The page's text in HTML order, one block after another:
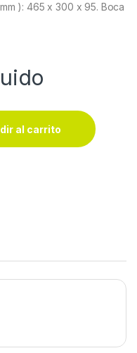
): 465 x 300 x 95. Boca
al carrito